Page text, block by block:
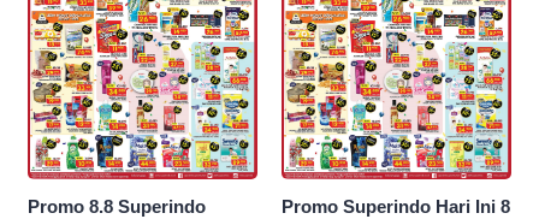
Promo 8.8 Superindo
Promo Superindo Hari Ini 8